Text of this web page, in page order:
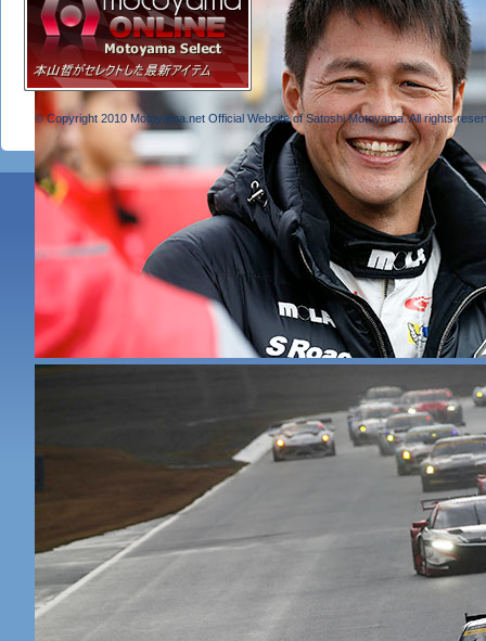
© Copyright 2010 Motoyama.net Official Website of Satoshi Motoyama. All rights